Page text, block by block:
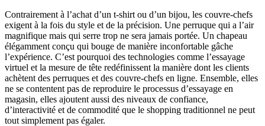
Contrairement à l’achat d’un t-shirt ou d’un bijou, les couvre-chefs
exigent à la fois du style et de la précision. Une perruque qui a l’air
magnifique mais qui serre trop ne sera jamais portée. Un chapeau
élégamment conçu qui bouge de manière inconfortable gâche
l’expérience. C’est pourquoi des technologies comme l’essayage
virtuel et la mesure de tête redéfinissent la manière dont les clients
achètent des perruques et des couvre-chefs en ligne. Ensemble, elles
ne se contentent pas de reproduire le processus d’essayage en
magasin, elles ajoutent aussi des niveaux de confiance,
d’interactivité et de commodité que le shopping traditionnel ne peut
tout simplement pas égaler.